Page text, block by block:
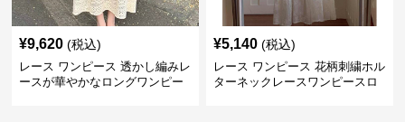
¥9,620 (税込)
レース ワンピース 透かし編みレ
ースが華やかなロングワンピー
¥5,140 (税込)
レース ワンピース 花柄刺繍ホル
ターネックレースワンピースロ